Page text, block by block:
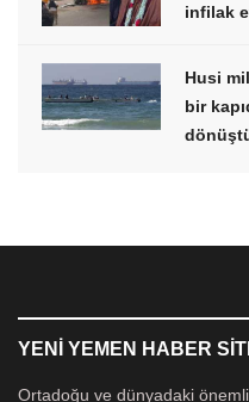
infilak
Husi
bir
YENI YEMEN HABER
Ortadoğu ve dünyadaki önemli